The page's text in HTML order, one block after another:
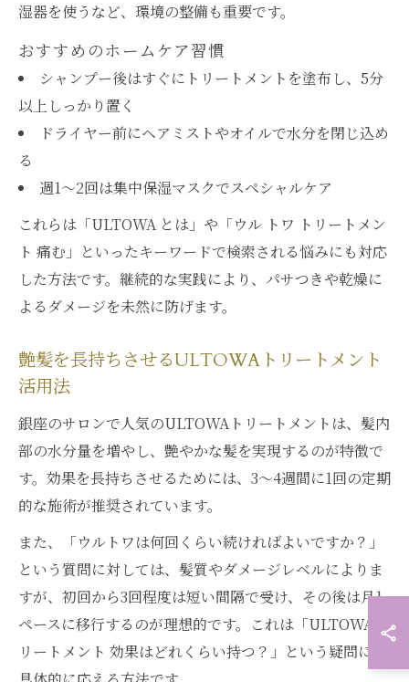
湿器を使うなど、環境の整備も重要です。
おすすめのホームケア習慣
シャンプー後はすぐにトリートメントを塗布し、5分
以上しっかり置く
ドライヤー前にヘアミストやオイルで水分を閉じ込め
る
週1～2回は集中保湿マスクでスペシャルケア
これらは「ULTOWA とは」や「ウル トワ トリートメン
ト 痛む」といったキーワードで検索される悩みにも対応
した方法です。継続的な実践により、パサつきや乾燥に
よるダメージを未然に防げます。
艶髪を長持ちさせるULTOWAトリートメント
活用法
銀座のサロンで人気のULTOWAトリートメントは、髪内
部の水分量を増やし、艶やかな髪を実現するのが特徴で
す。効果を長持ちさせるためには、3～4週間に1回の定期
的な施術が推奨されています。
また、「ウルトワは何回くらい続ければよいですか？」
という質問に対しては、髪質やダメージレベルによりま
すが、初回から3回程度は短い間隔で受け、その後は月1
ペースに移行するのが理想的です。これは「ULTOWAト
リートメント 効果はどれくらい持つ？」という疑問にも